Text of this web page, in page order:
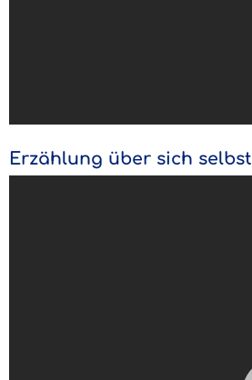
Erzählung über sich selbst